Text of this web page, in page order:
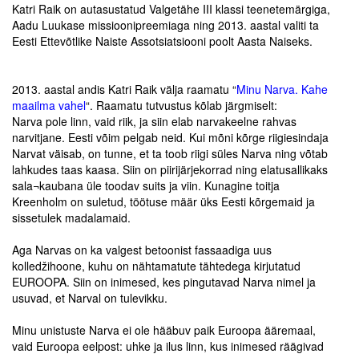
Viidad
ICC WBO
ICC komisjonid
Digiraamatukogu
Juhendid ja väljaanded
Videod
Kontakt
Liitu meililistiga
Oskusteave
Abimaterjalid
Katri Raik on autasustatud Valgetähe III klassi teenetemärgiga,
Aadu Luukase missioonipreemiaga ning 2013. aastal valiti ta
Eesti Ettevõtlike Naiste Assotsiatsiooni poolt Aasta Naiseks.
2013. aastal andis Katri Raik välja raamatu “Minu Narva. Kahe
maailma vahel“. Raamatu tutvustus kõlab järgmiselt:
Narva pole linn, vaid riik, ja siin elab narvakeelne rahvas
narvitjane. Eesti võim pelgab neid. Kui mõni kõrge riigiesindaja
Narvat väisab, on tunne, et ta toob riigi süles Narva ning võtab
lahkudes taas kaasa. Siin on piirijärjekorrad ning elatusallikaks
sala¬kaubana üle toodav suits ja viin. Kunagine toitja
Kreenholm on suletud, töötuse määr üks Eesti kõrgemaid ja
sissetulek madalamaid.
Aga Narvas on ka valgest betoonist fassaadiga uus
kolledžihoone, kuhu on nähtamatute tähtedega kirjutatud
EUROOPA. Siin on inimesed, kes pingutavad Narva nimel ja
usuvad, et Narval on tulevikku.
Minu unistuste Narva ei ole hääbuv paik Euroopa ääremaal,
vaid Euroopa eelpost: uhke ja ilus linn, kus inimesed räägivad